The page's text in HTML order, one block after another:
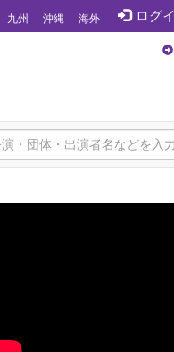
ログ
九州 沖縄 海外